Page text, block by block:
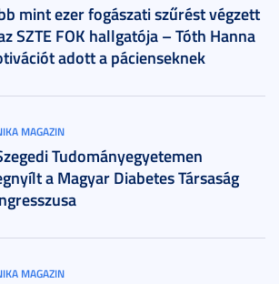
mint ezer fogászati szűrést végzett
SZTE FOK hallgatója – Tóth Hanna
adott a pácienseknek
MAGAZIN
Tudományegyetemen
a Magyar Diabetes Társaság
MAGAZIN